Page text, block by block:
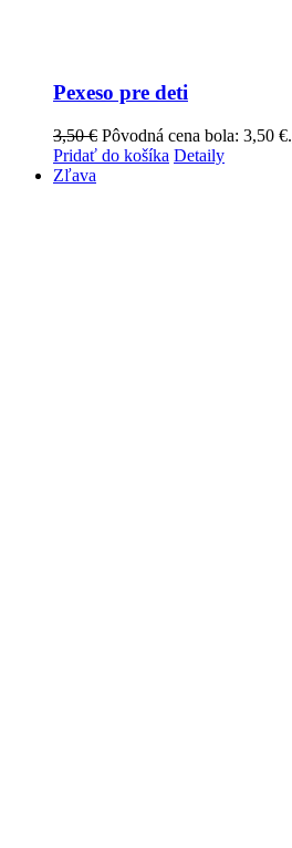
Pexeso pre deti
3,50€ Pôvodná cena bola: 3,50 €.
Pridať do košíka Detaily
Zľava